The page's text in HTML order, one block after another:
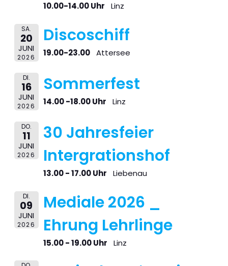
10.00-14.00 Uhr Linz
SA.
20
JUNI
2026
Discoschiff
19.00-23.00 Attersee
DI.
16
JUNI
2026
Sommerfest
14.00 -18.00 Uhr Linz
DO.
11
JUNI
2026
30 Jahresfeier
Intergrationshof
13.00 - 17.00 Uhr Liebenau
DI.
09
JUNI
2026
Mediale 2026 _
Ehrung Lehrlinge
15.00 - 19.00 Uhr Linz